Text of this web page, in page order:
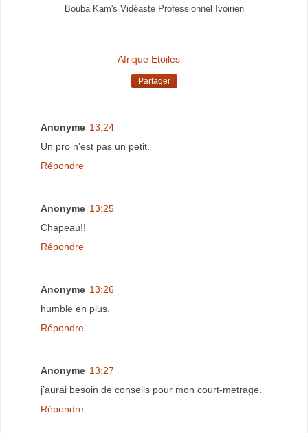
Bouba Kam's Vidéaste Professionnel Ivoirien
Afrique Etoiles
Partager
Anonyme 13:24
Un pro n’est pas un petit.
Répondre
Anonyme 13:25
Chapeau!!
Répondre
Anonyme 13:26
humble en plus.
Répondre
Anonyme 13:27
j’aurai besoin de conseils pour mon court-metrage.
Répondre